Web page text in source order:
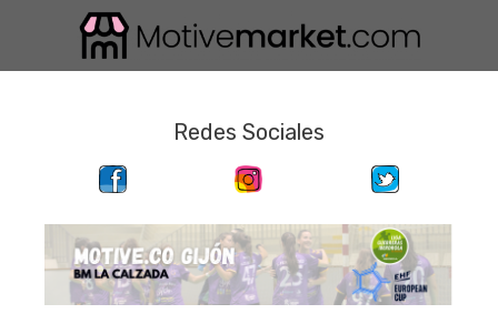
contenido
Redes Sociales